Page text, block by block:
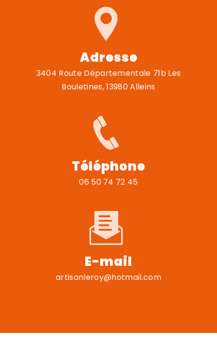
Adresse
3404 Route Départementale 71b Les
Bouletines, 13980 Alleins
Téléphone
06 50 74 72 45
E-mail
artisanleroy@hotmail.com